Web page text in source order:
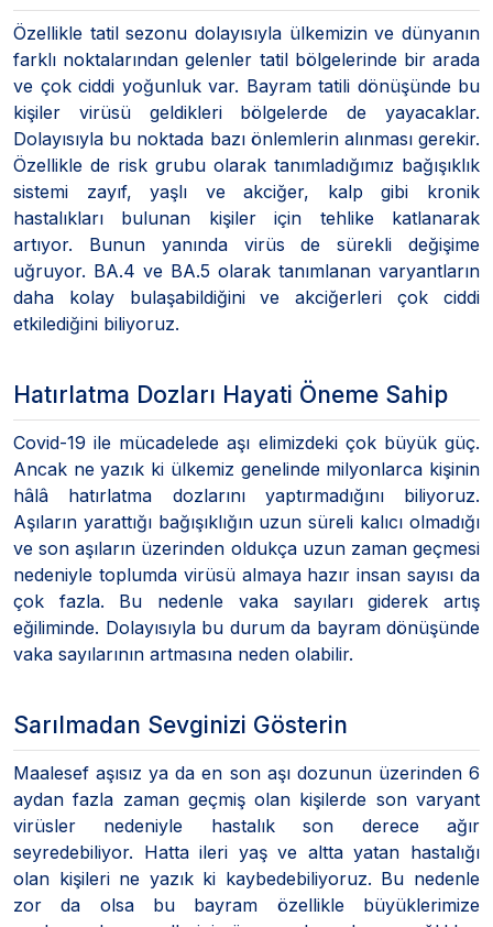
Özellikle tatil sezonu dolayısıyla ülkemizin ve dünyanın
farklı noktalarından gelenler tatil bölgelerinde bir arada
ve çok ciddi yoğunluk var. Bayram tatili dönüşünde bu
kişiler virüsü geldikleri bölgelerde de yayacaklar.
Dolayısıyla bu noktada bazı önlemlerin alınması gerekir.
Özellikle de risk grubu olarak tanımladığımız bağışıklık
sistemi zayıf, yaşlı ve akciğer, kalp gibi kronik
hastalıkları bulunan kişiler için tehlike katlanarak
artıyor. Bunun yanında virüs de sürekli değişime
uğruyor. BA.4 ve BA.5 olarak tanımlanan varyantların
daha kolay bulaşabildiğini ve akciğerleri çok ciddi
etkilediğini biliyoruz.
Hatırlatma Dozları Hayati Öneme Sahip
Covid-19 ile mücadelede aşı elimizdeki çok büyük güç.
Ancak ne yazık ki ülkemiz genelinde milyonlarca kişinin
hâlâ hatırlatma dozlarını yaptırmadığını biliyoruz.
Aşıların yarattığı bağışıklığın uzun süreli kalıcı olmadığı
ve son aşıların üzerinden oldukça uzun zaman geçmesi
nedeniyle toplumda virüsü almaya hazır insan sayısı da
çok fazla. Bu nedenle vaka sayıları giderek artış
eğiliminde. Dolayısıyla bu durum da bayram dönüşünde
vaka sayılarının artmasına neden olabilir.
Sarılmadan Sevginizi Gösterin
Maalesef aşısız ya da en son aşı dozunun üzerinden 6
aydan fazla zaman geçmiş olan kişilerde son varyant
virüsler nedeniyle hastalık son derece ağır
seyredebiliyor. Hatta ileri yaş ve altta yatan hastalığı
olan kişileri ne yazık ki kaybedebiliyoruz. Bu nedenle
zor da olsa bu bayram özellikle büyüklerimize